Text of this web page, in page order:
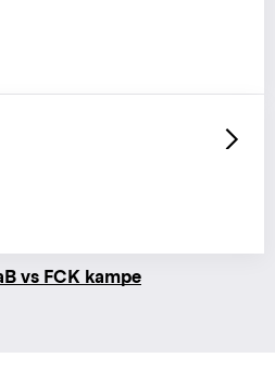
vs FCK kampe